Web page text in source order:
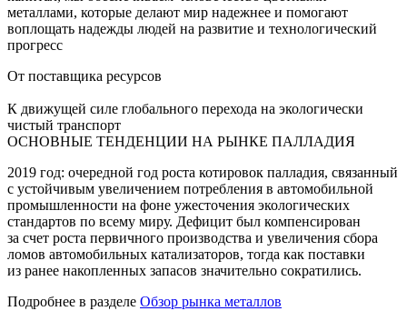
металлами, которые делают мир надежнее и помогают
воплощать надежды людей на развитие и технологический
прогресс
От поставщика ресурсов
К движущей силе глобального перехода на экологически
чистый транспорт
ОСНОВНЫЕ ТЕНДЕНЦИИ НА РЫНКЕ ПАЛЛАДИЯ
2019 год: очередной год роста котировок палладия, связанный
с устойчивым увеличением потребления в автомобильной
промышленности на фоне ужесточения экологических
стандартов по всему миру. Дефицит был компенсирован
за счет роста первичного производства и увеличения сбора
ломов автомобильных катализаторов, тогда как поставки
из ранее накопленных запасов значительно сократились.
Подробнее в разделе Обзор рынка металлов